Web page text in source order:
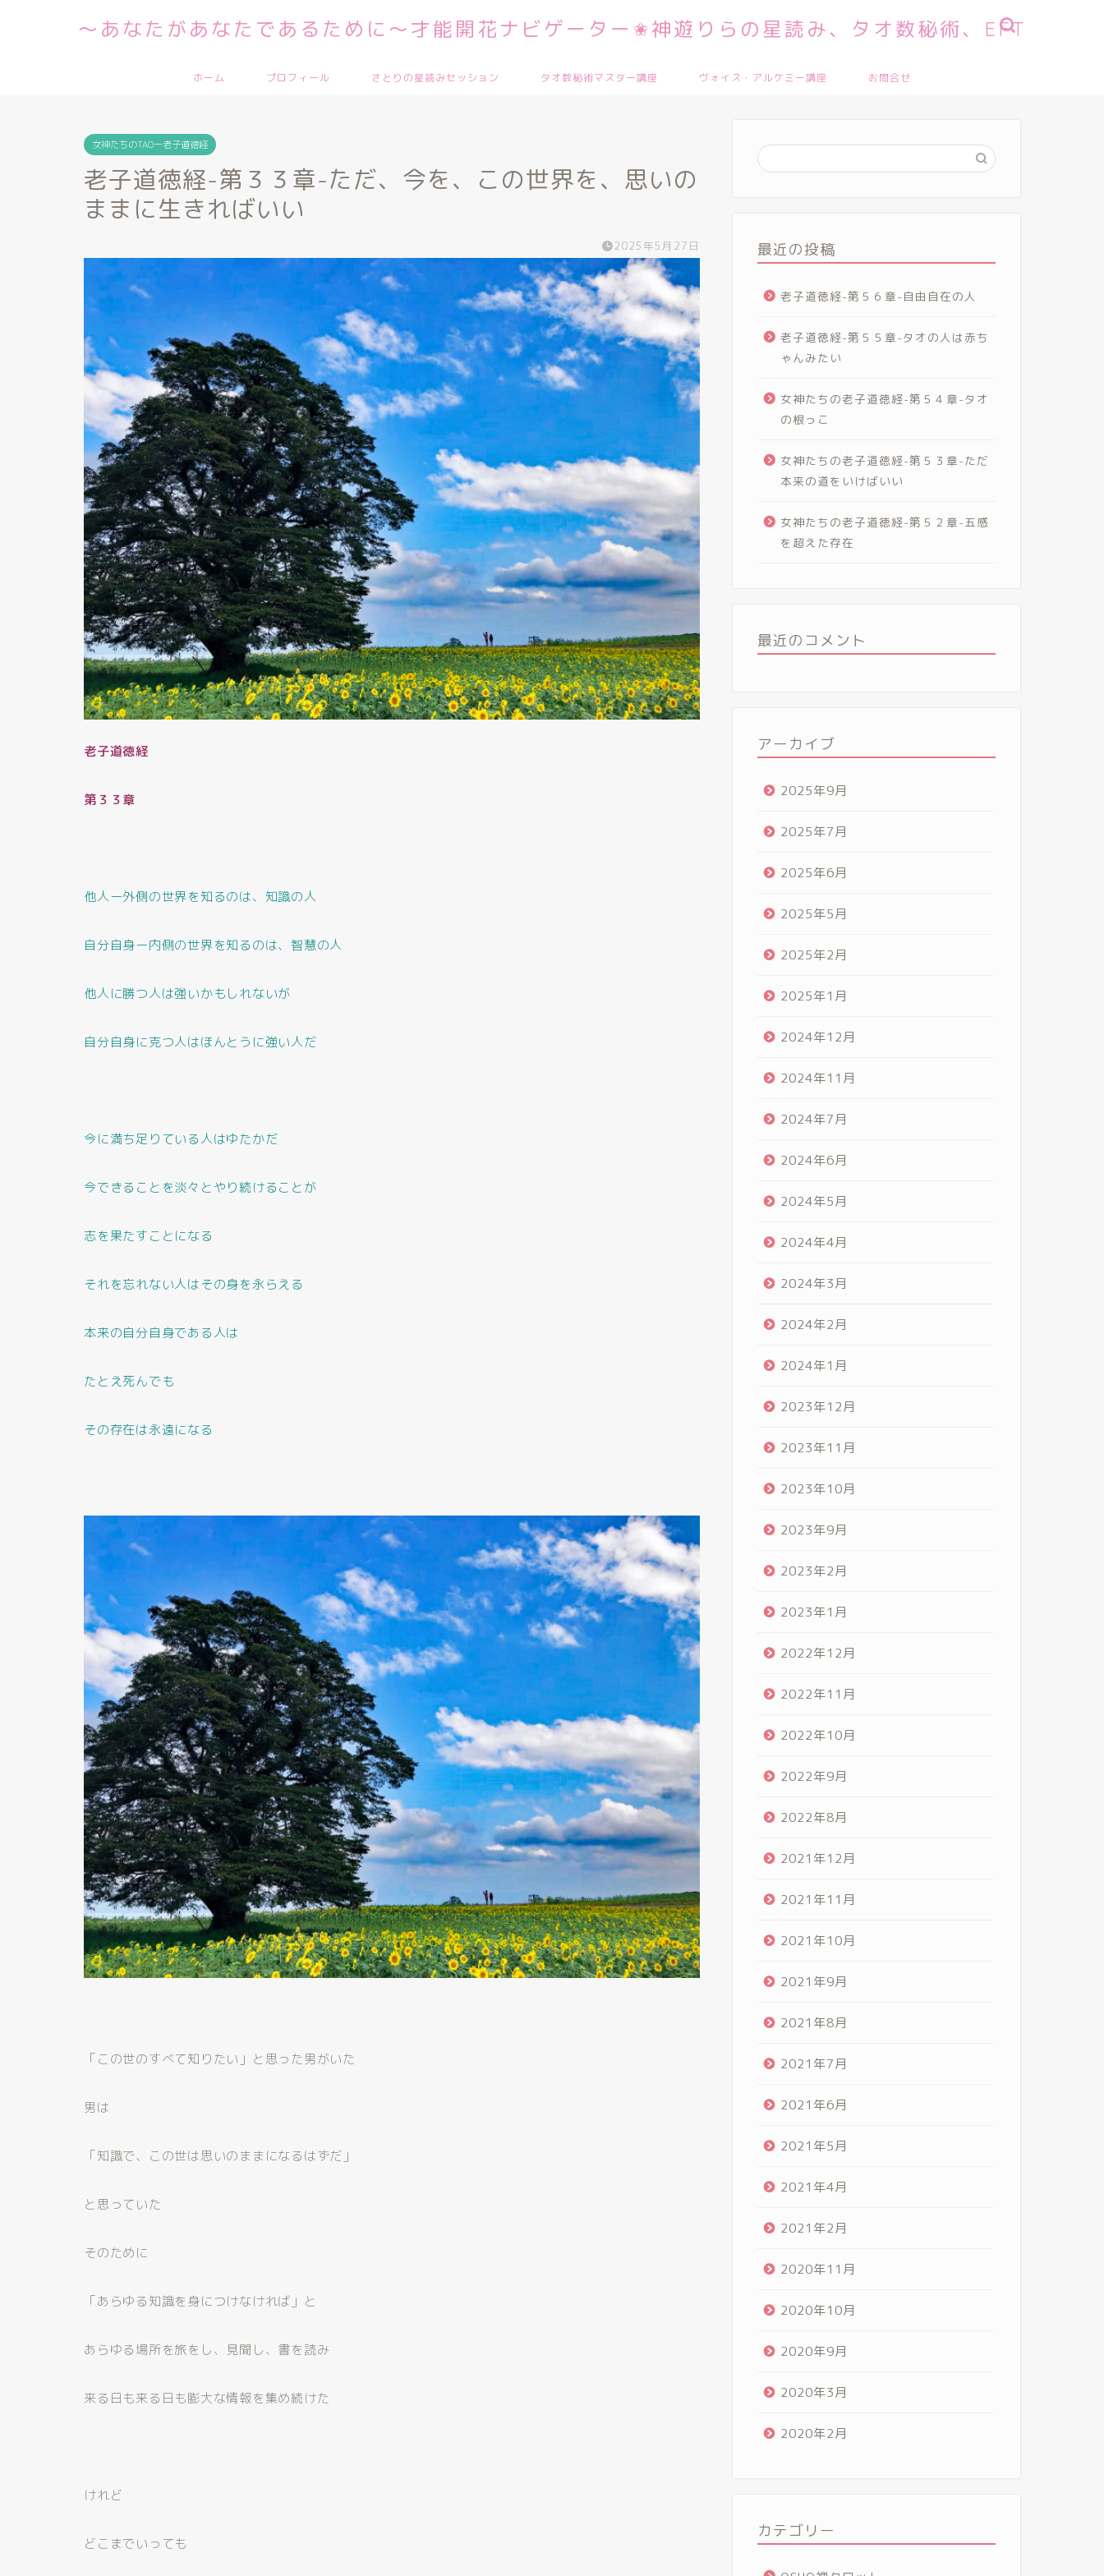
～あなたがあなたであるために～才能開花ナビゲーター✬神遊りらの星読み、タオ数秘術、EFT
ホーム プロフィール さとりの星読みセッション タオ数秘術マスター講座 ヴォイス・アルケミー講座 お問合せ
女神たちのTAOー老子道徳経
老子道徳経-第３３章-ただ、今を、この世界を、思いの
ままに生きればいい
2025年5月27日
老子道徳経
第３３章
他人ー外側の世界を知るのは、知識の人
自分自身ー内側の世界を知るのは、智慧の人
他人に勝つ人は強いかもしれないが
自分自身に克つ人はほんとうに強い人だ
今に満ち足りている人はゆたかだ
今できることを淡々とやり続けることが
志を果たすことになる
それを忘れない人はその身を永らえる
本来の自分自身である人は
たとえ死んでも
その存在は永遠になる
「この世のすべて知りたい」と思った男がいた
男は
「知識で、この世は思いのままになるはずだ」
と思っていた
そのために
「あらゆる知識を身につけなければ」と
あらゆる場所を旅をし、見聞し、書を読み
来る日も来る日も膨大な情報を集め続けた
けれど
どこまでいっても
最近の投稿
老子道徳経-第５６章-自由自在の人
老子道徳経-第５５章-タオの人は赤ち
ゃんみたい
女神たちの老子道徳経-第５４章-タオ
の根っこ
女神たちの老子道徳経-第５３章-ただ
本来の道をいけばいい
女神たちの老子道徳経-第５２章-五感
を超えた存在
最近のコメント
アーカイブ
2025年9月
2025年7月
2025年6月
2025年5月
2025年2月
2025年1月
2024年12月
2024年11月
2024年7月
2024年6月
2024年5月
2024年4月
2024年3月
2024年2月
2024年1月
2023年12月
2023年11月
2023年10月
2023年9月
2023年2月
2023年1月
2022年12月
2022年11月
2022年10月
2022年9月
2022年8月
2021年12月
2021年11月
2021年10月
2021年9月
2021年8月
2021年7月
2021年6月
2021年5月
2021年4月
2021年2月
2020年11月
2020年10月
2020年9月
2020年3月
2020年2月
カテゴリー